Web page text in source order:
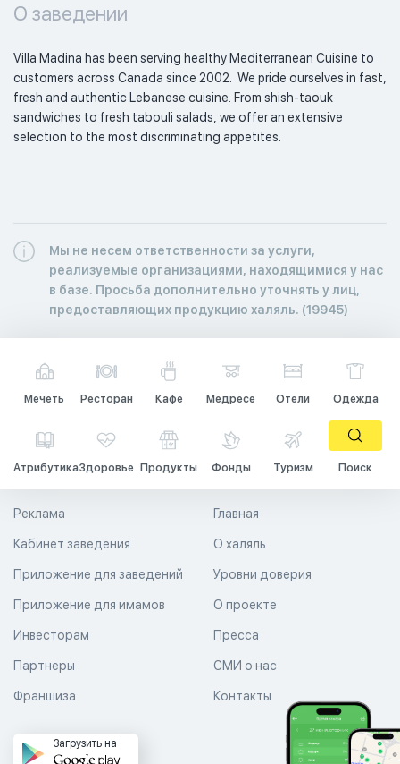
О заведении
Villa Madina has been serving healthy Mediterranean Cuisine to
customers across Canada since 2002.  We pride ourselves in fast,
fresh and authentic Lebanese cuisine. From shish-taouk
sandwiches to fresh tabouli salads, we offer an extensive
selection to the most discriminating appetites.
Мы не несем ответственности за услуги,
реализуемые организациями, находящимися у нас
в базе. Просьба дополнительно уточнять у лиц,
предоставляющих продукцию халяль. (19945)
Мечеть Ресторан Кафе Медресе Отели Одежда
АтрибутикаЗдоровье Продукты Фонды Туризм Поиск
Главная
О халяль
Уровни доверия
Реклама
Кабинет заведения
Приложение для заведений
Приложение для имамов О проекте
Пресса
СМИ о нас
Контакты
Инвесторам
Партнеры
Франшиза
Загрузить на